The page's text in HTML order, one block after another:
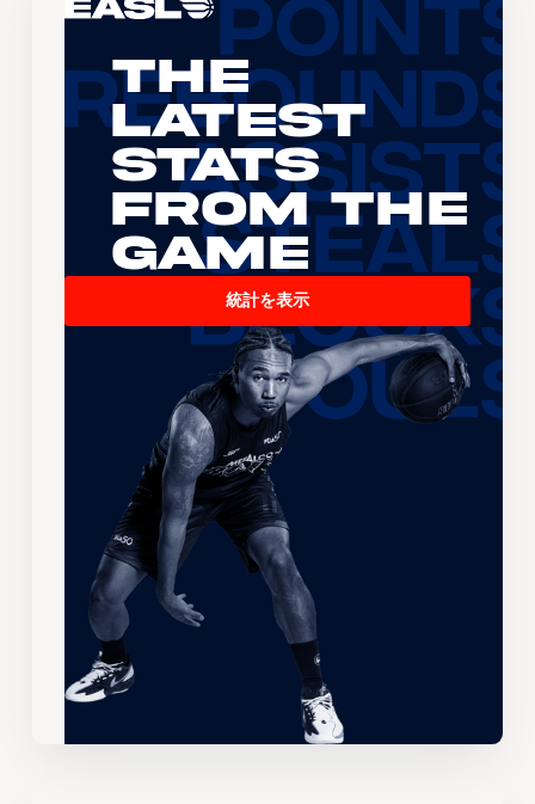
The
Latest
Stats
From the
Game
統計を表示